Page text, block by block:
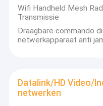
Wifi Handheld Mesh
Transmissie
Draagbare commando
netwerkapparaat anti
Datalink/HD Video/
netwerken